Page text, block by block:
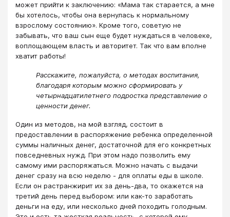
может прийти к заключению: «Мама так старается, а мне
бы хотелось, чтобы она вернулась к нормальному
взрослому состоянию». Кроме того, советую не
забывать, что ваш сын еще будет нуждаться в человеке,
воплощающем власть и авторитет. Так что вам вполне
хватит работы!
Расскажите, пожалуйста, о методах воспитания,
благодаря которым можно сформировать у
четырнадцатилетнего подростка представление о
ценности денег.
Один из методов, на мой взгляд, состоит в
предоставлении в распоряжение ребенка определенной
суммы наличных денег, достаточной для его конкретных
повседневных нужд. При этом надо позволить ему
самому ими распоряжаться. Можно начать с выдачи
денег сразу на всю неделю - для оплаты еды в школе.
Если он растранжирит их за день-два, то окажется на
третий день перед выбором: или как-то заработать
деньги на еду, или несколько дней походить голодным.